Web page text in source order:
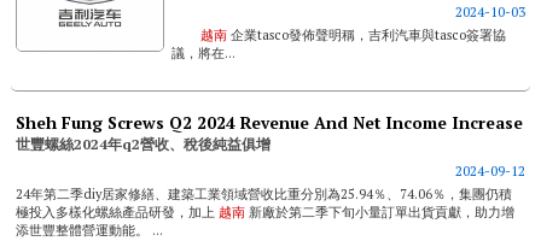
2024-10-03
越南企業tasco發佈聲明稱，吉利汽車與tasco簽署協
議，將在...
Sheh Fung Screws Q2 2024 Revenue And Net Income Increase
世豐螺絲2024年q2營收、稅後純益俱增
2024-09-12
24年第二季diy居家修繕、建築工業領域營收比重分別為25.94％、74.06％，集團仍積
極投入多樣化螺絲產品研發，加上 越南新廠於第二季下旬小量訂單出貨貢獻，助力增
添世豐整體營運動能。 ...